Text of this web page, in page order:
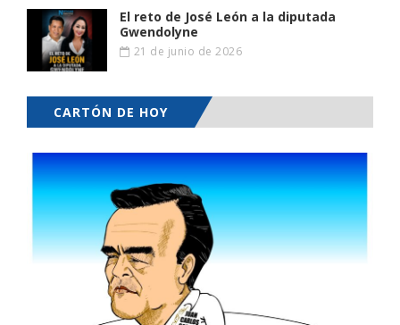
El reto de José León a la diputada
Gwendolyne
21 de junio de 2026
CARTÓN DE HOY